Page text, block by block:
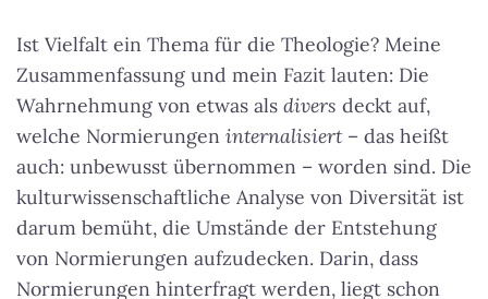
Ist Vielfalt ein Thema für die Theologie? Meine
Zusammenfassung und mein Fazit lauten: Die
Wahrnehmung von etwas als divers deckt auf,
welche Normierungen internalisiert– das heißt
auch: unbewusst übernommen – worden sind. Die
kulturwissenschaftliche Analyse von Diversität ist
darum bemüht, die Umstände der Entstehung
von Normierungen aufzudecken. Darin, dass
Normierungen hinterfragt werden, liegt schon